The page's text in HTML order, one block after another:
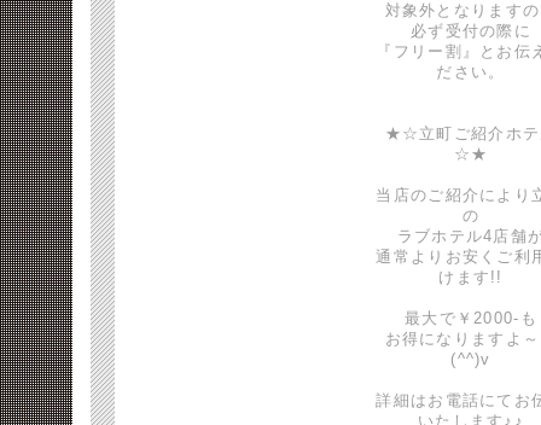
対象外となります
必ず受付の際に
『フリー割』とお伝
ださい。
★☆立町ご紹介ホ
☆★
当店のご紹介により
の
ラブホテル4店舗
通常よりお安くご利
けます!!
最大で￥2000-も
お得になりますよ
(^^)v
詳細はお電話にてお
いたします♪♪